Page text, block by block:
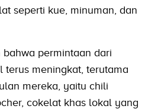
seperti kue, minuman, dan
permintaan dari
terus meningkat, terutama
mereka, yaitu chili
cokelat khas lokal yang